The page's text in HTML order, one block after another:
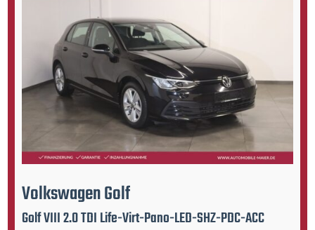
VolkswagenGolf
Golf VIII 2.0 TDI Life-Virt-Pano-LED-SHZ-PDC-ACC